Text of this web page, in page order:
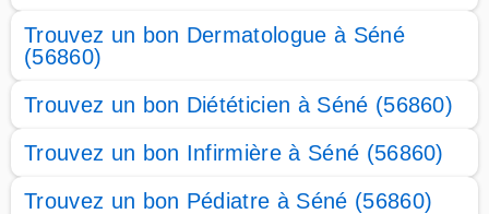
Trouvez un bon Dermatologue à Séné
(56860)
Trouvez un bon Diététicien à Séné (56860)
Trouvez un bon Infirmière à Séné (56860)
Trouvez un bon Pédiatre à Séné (56860)